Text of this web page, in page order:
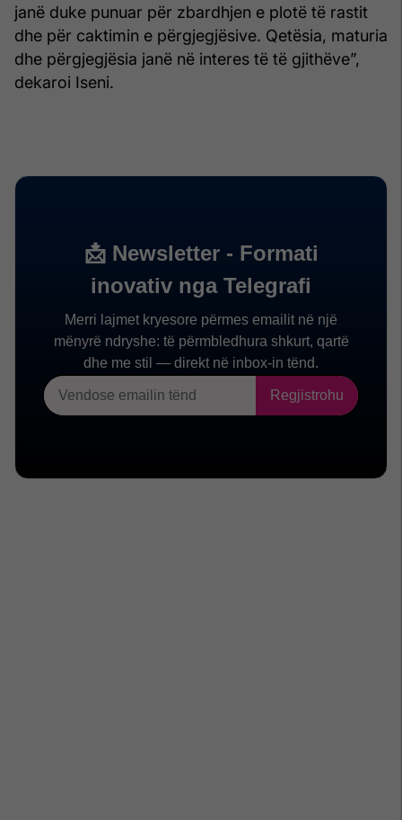
janë duke punuar për zbardhjen e plotë të rastit
dhe për caktimin e përgjegjësive. Qetësia, maturia
dhe përgjegjësia janë në interes të të gjithëve”,
dekaroi Iseni.